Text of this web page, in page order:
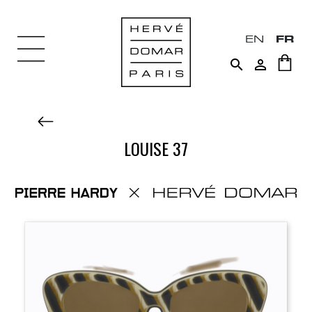
EN FR
 
LOUISE 37